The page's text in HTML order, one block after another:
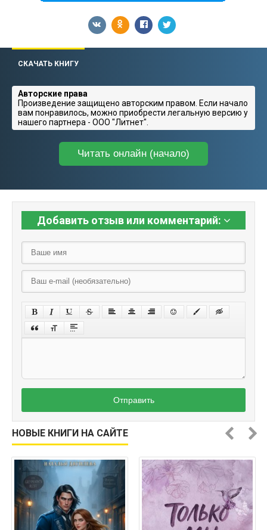
СКАЧАТЬ КНИГУ
Авторские права
Произведение защищено авторским правом. Если начало
вам понравилось, можно приобрести легальную версию у
нашего партнера - ООО "Литнет".
Читать онлайн (начало)
Добавить отзыв или комментарий:
Отправить
НОВЫЕ КНИГИ НА САЙТЕ